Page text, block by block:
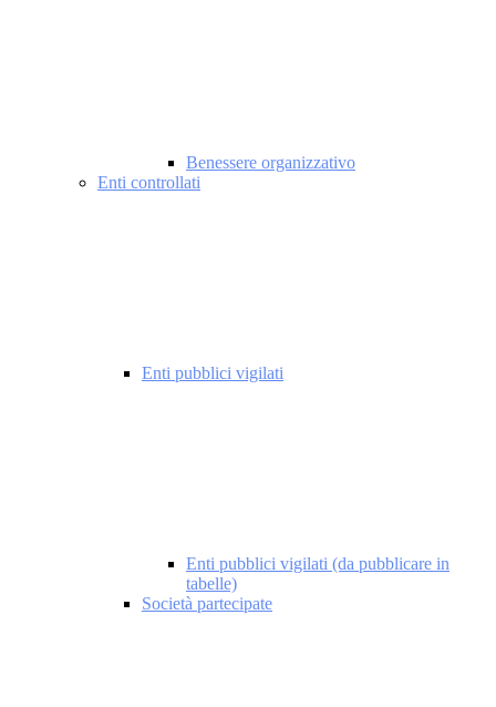
Benessere organizzativo
Enti controllati
Enti pubblici vigilati
Enti pubblici vigilati (da pubblicare in
tabelle)
Società partecipate